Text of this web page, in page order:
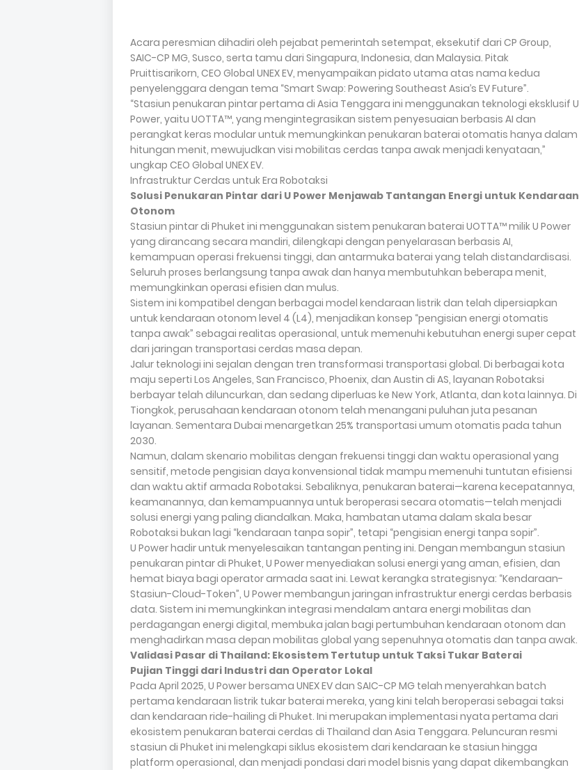
Acara peresmian dihadiri oleh pejabat pemerintah setempat, eksekutif dari CP Group,
SAIC-CP MG, Susco, serta tamu dari Singapura, Indonesia, dan Malaysia. Pitak
Pruittisarikorn, CEO Global UNEX EV, menyampaikan pidato utama atas nama kedua
penyelenggara dengan tema “Smart Swap: Powering Southeast Asia’s EV Future”.
“Stasiun penukaran pintar pertama di Asia Tenggara ini menggunakan teknologi eksklusif U
Power, yaitu UOTTA™, yang mengintegrasikan sistem penyesuaian berbasis AI dan
perangkat keras modular untuk memungkinkan penukaran baterai otomatis hanya dalam
hitungan menit, mewujudkan visi mobilitas cerdas tanpa awak menjadi kenyataan,”
ungkap CEO Global UNEX EV.
Infrastruktur Cerdas untuk Era Robotaksi
Solusi Penukaran Pintar dari U Power Menjawab Tantangan Energi untuk Kendaraan
Otonom
Stasiun pintar di Phuket ini menggunakan sistem penukaran baterai UOTTA™ milik U Power
yang dirancang secara mandiri, dilengkapi dengan penyelarasan berbasis AI,
kemampuan operasi frekuensi tinggi, dan antarmuka baterai yang telah distandardisasi.
Seluruh proses berlangsung tanpa awak dan hanya membutuhkan beberapa menit,
memungkinkan operasi efisien dan mulus.
Sistem ini kompatibel dengan berbagai model kendaraan listrik dan telah dipersiapkan
untuk kendaraan otonom level 4 (L4), menjadikan konsep “pengisian energi otomatis
tanpa awak” sebagai realitas operasional, untuk memenuhi kebutuhan energi super cepat
dari jaringan transportasi cerdas masa depan.
Jalur teknologi ini sejalan dengan tren transformasi transportasi global. Di berbagai kota
maju seperti Los Angeles, San Francisco, Phoenix, dan Austin di AS, layanan Robotaksi
berbayar telah diluncurkan, dan sedang diperluas ke New York, Atlanta, dan kota lainnya. Di
Tiongkok, perusahaan kendaraan otonom telah menangani puluhan juta pesanan
layanan. Sementara Dubai menargetkan 25% transportasi umum otomatis pada tahun
2030.
Namun, dalam skenario mobilitas dengan frekuensi tinggi dan waktu operasional yang
sensitif, metode pengisian daya konvensional tidak mampu memenuhi tuntutan efisiensi
dan waktu aktif armada Robotaksi. Sebaliknya, penukaran baterai—karena kecepatannya,
keamanannya, dan kemampuannya untuk beroperasi secara otomatis—telah menjadi
solusi energi yang paling diandalkan. Maka, hambatan utama dalam skala besar
Robotaksi bukan lagi “kendaraan tanpa sopir”, tetapi “pengisian energi tanpa sopir”.
U Power hadir untuk menyelesaikan tantangan penting ini. Dengan membangun stasiun
penukaran pintar di Phuket, U Power menyediakan solusi energi yang aman, efisien, dan
hemat biaya bagi operator armada saat ini. Lewat kerangka strategisnya: “Kendaraan-
Stasiun-Cloud-Token”, U Power membangun jaringan infrastruktur energi cerdas berbasis
data. Sistem ini memungkinkan integrasi mendalam antara energi mobilitas dan
perdagangan energi digital, membuka jalan bagi pertumbuhan kendaraan otonom dan
menghadirkan masa depan mobilitas global yang sepenuhnya otomatis dan tanpa awak.
Validasi Pasar di Thailand: Ekosistem Tertutup untuk Taksi Tukar Baterai
Pujian Tinggi dari Industri dan Operator Lokal
Pada April 2025, U Power bersama UNEX EV dan SAIC-CP MG telah menyerahkan batch
pertama kendaraan listrik tukar baterai mereka, yang kini telah beroperasi sebagai taksi
dan kendaraan ride-hailing di Phuket. Ini merupakan implementasi nyata pertama dari
ekosistem penukaran baterai cerdas di Thailand dan Asia Tenggara. Peluncuran resmi
stasiun di Phuket ini melengkapi siklus ekosistem dari kendaraan ke stasiun hingga
platform operasional, dan menjadi pondasi dari model bisnis yang dapat dikembangkan